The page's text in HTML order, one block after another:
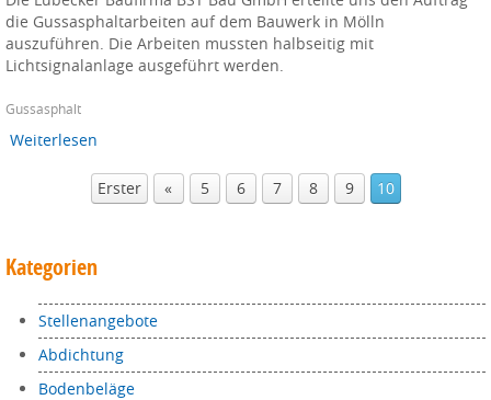
die Gussasphaltarbeiten auf dem Bauwerk in Mölln
auszuführen. Die Arbeiten mussten halbseitig mit
Lichtsignalanlage ausgeführt werden.
Gussasphalt
Weiterlesen
Erster « 5 6 7 8 9 10
Kategorien
Stellenangebote
Abdichtung
Bodenbeläge